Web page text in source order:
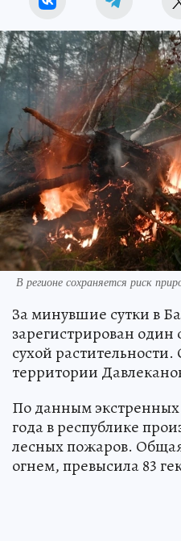
В регионе сохраняется риск
За минувшие сутки в
зарегистрирован один
сухой
территории
По данным экстренных
года в республике
лесных пожаров.
огнем, превысила 83